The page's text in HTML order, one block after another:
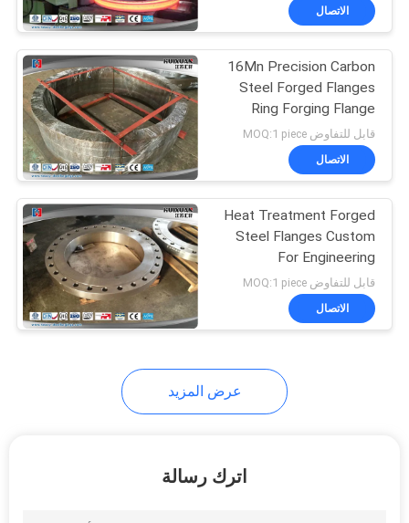
PRIVACY
POLICY
Forged Steel
Flanges
Forged Cylinder
23
Heat Treatment
الاتصال
16Mn Precision Carbon
Steel Forged Flanges
Ring Forging Flange
9000MM Diameter
قابل للتفاوض MOQ:1 piece
الاتصال
Heat Treatment Forged
Steel Flanges Custom
For Engineering
Machinery
قابل للتفاوض MOQ:1 piece
الاتصال
عرض المزيد
اترك رسالة